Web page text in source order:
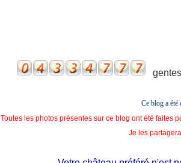
Ce blog a été
Toutes les photos présentes sur ce blog ont été faites
Je les